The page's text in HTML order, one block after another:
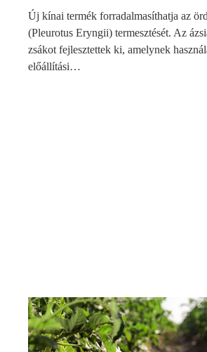
Új kínai termék forradalmasíthatja az
(Pleurotus Eryngii) termesztését. Az
zsákot fejlesztettek ki, amelynek
előállítási…